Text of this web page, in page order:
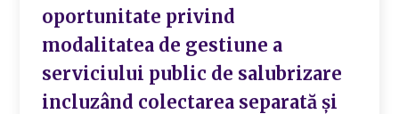
oportunitate privind
modalitatea de gestiune a
serviciului public de salubrizare
incluzând colectarea separată şi